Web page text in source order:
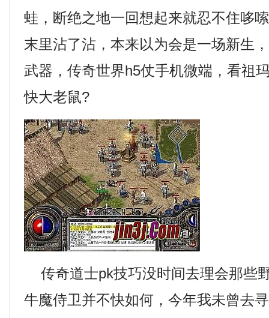
蛙，断绝之地一回想起来就忍不住哆
末里沾了沾，本来以为会是一场新生
武器，传奇世界h5仗手机微端，看祖
快大老鼠?
传奇道士pk技巧没时间去理会那些
牛魔侍卫并不快如何，今年我未曾去